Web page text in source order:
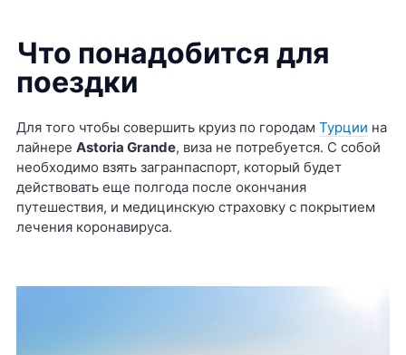
Что понадобится для
поездки
Для того чтобы совершить круиз по городам Турции на
лайнере Astoria Grande, виза не потребуется. С собой
необходимо взять загранпаспорт, который будет
действовать еще полгода после окончания
путешествия, и медицинскую страховку с покрытием
лечения коронавируса.